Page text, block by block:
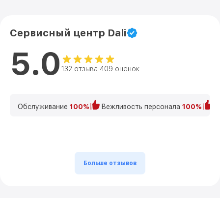
Сервисный центр Dali
5.0 132 отзыва 409 оценок
Обслуживание 100% Вежливость персонала 100%
Больше отзывов